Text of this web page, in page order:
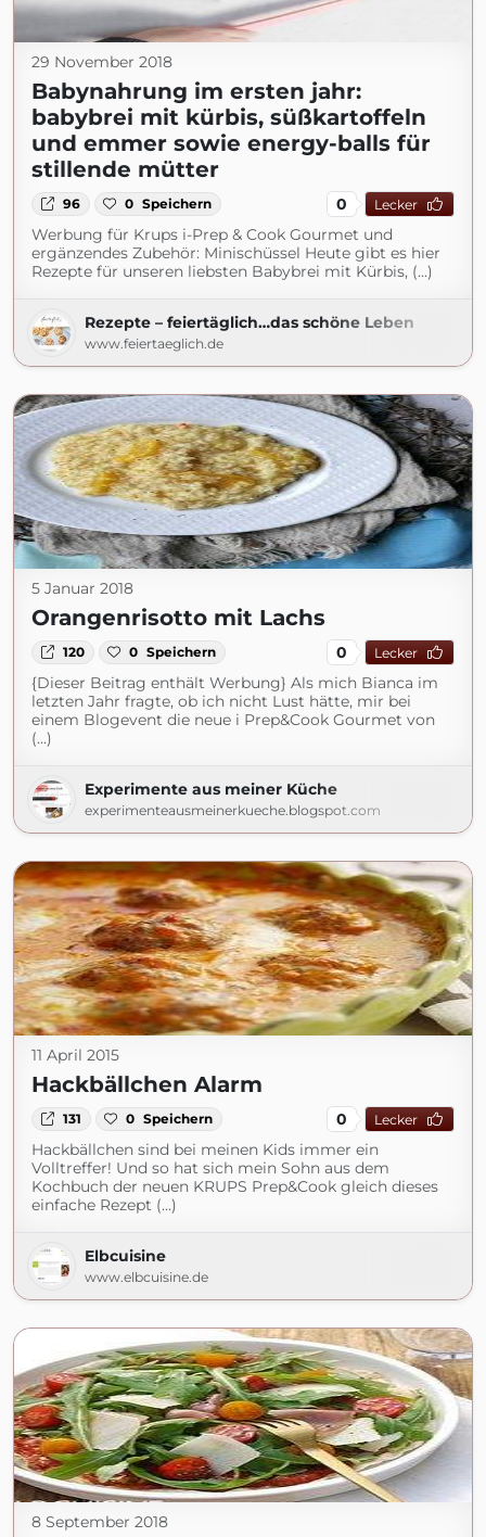
29 November 2018
Babynahrung im ersten jahr:
babybrei mit kürbis, süßkartoffeln
und emmer sowie energy-balls für
stillende mütter
96 0 Speichern 0 Lecker
Werbung für Krups i-Prep & Cook Gourmet und
ergänzendes Zubehör: Minischüssel Heute gibt es hier
Rezepte für unseren liebsten Babybrei mit Kürbis, (...)
Rezepte – feiertäglich…das schöne Leben
www.feiertaeglich.de
5 Januar 2018
Orangenrisotto mit Lachs
120 0 Speichern 0 Lecker
{Dieser Beitrag enthält Werbung} Als mich Bianca im
letzten Jahr fragte, ob ich nicht Lust hätte, mir bei
einem Blogevent die neue i Prep&Cook Gourmet von
(...)
Experimente aus meiner Küche
experimenteausmeinerkueche.blogspot.com
11 April 2015
Hackbällchen Alarm
131 0 Speichern 0 Lecker
Hackbällchen sind bei meinen Kids immer ein
Volltreffer! Und so hat sich mein Sohn aus dem
Kochbuch der neuen KRUPS Prep&Cook gleich dieses
einfache Rezept (...)
Elbcuisine
www.elbcuisine.de
8 September 2018